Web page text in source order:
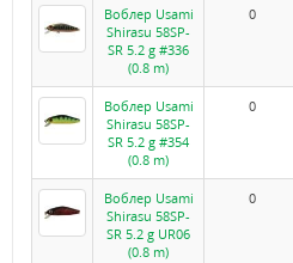
Воблер Usami
Shirasu 58SP-
SR 5.2 g #336
(0.8 m)
0
Воблер Usami
Shirasu 58SP-
SR 5.2 g #354
(0.8 m)
0
Воблер Usami
Shirasu 58SP-
SR 5.2 g UR06
(0.8 m)
0